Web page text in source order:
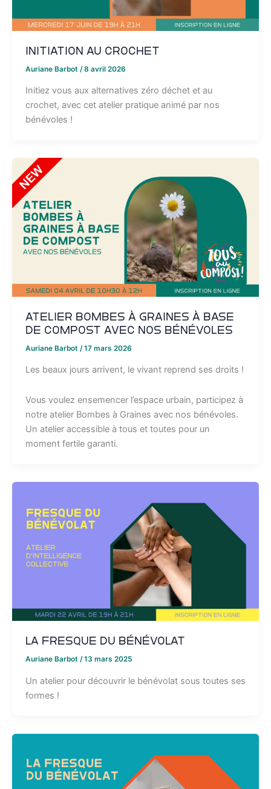
Initiation au crochet
Auriane Barbot /8 avril 2026
Initiez vous aux alternatives zéro déchet et au
crochet, avec cet atelier pratique animé par nos
bénévoles !
Atelier bombes à graines à base
de compost avec nos bénévoles
Auriane Barbot /17 mars 2026
Les beaux jours arrivent, le vivant reprend ses droits !
Vous voulez ensemencer l’espace urbain, participez à
notre atelier Bombes à Graines avec nos bénévoles.
Un atelier accessible à tous et toutes pour un
moment fertile garanti.
La Fresque du bénévolat
Auriane Barbot /13 mars 2025
Un atelier pour découvrir le bénévolat sous toutes ses
formes !